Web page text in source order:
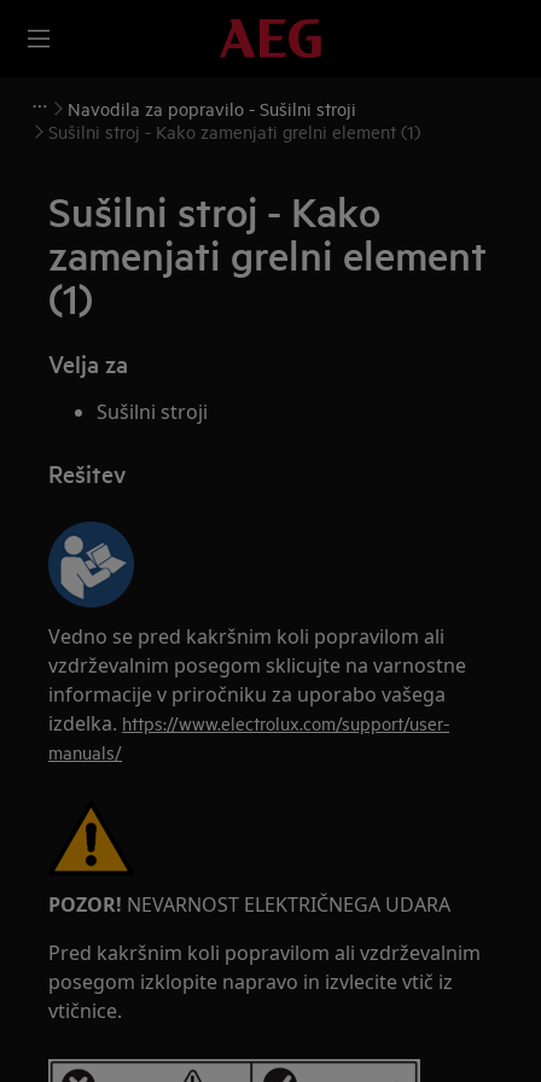
Navodila za popravilo - Sušilni stroji
Sušilni stroj - Kako zamenjati grelni element (1)
Sušilni stroj - Kako
zamenjati grelni element
(1)
Velja za
Sušilni stroji
Rešitev
Vedno se pred kakršnim koli popravilom ali
vzdrževalnim posegom sklicujte na varnostne
informacije v priročniku za uporabo vašega
izdelka. https://www.electrolux.com/support/user-
manuals/
POZOR! NEVARNOST ELEKTRIČNEGA UDARA
Pred kakršnim koli popravilom ali vzdrževalnim
posegom izklopite napravo in izvlecite vtič iz
vtičnice.